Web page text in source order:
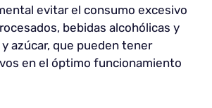
evitar el consumo excesivo
bebidas alcohólicas y
azúcar, que pueden tener
en el óptimo funcionamiento